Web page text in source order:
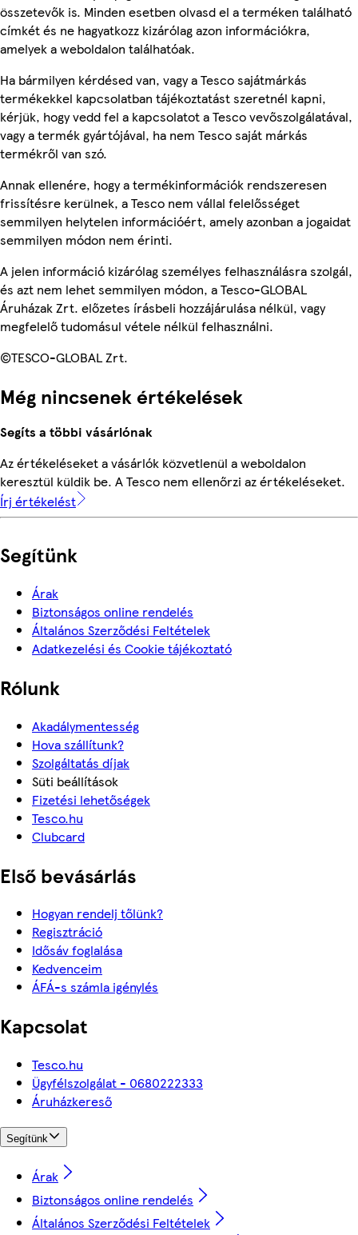
összetevők is. Minden esetben olvasd el a terméken található
címkét és ne hagyatkozz kizárólag azon információkra,
amelyek a weboldalon találhatóak.
Ha bármilyen kérdésed van, vagy a Tesco sajátmárkás
termékekkel kapcsolatban tájékoztatást szeretnél kapni,
kérjük, hogy vedd fel a kapcsolatot a Tesco vevőszolgálatával,
vagy a termék gyártójával, ha nem Tesco saját márkás
termékről van szó.
Annak ellenére, hogy a termékinformációk rendszeresen
frissítésre kerülnek, a Tesco nem vállal felelősséget
semmilyen helytelen információért, amely azonban a jogaidat
semmilyen módon nem érinti.
A jelen információ kizárólag személyes felhasználásra szolgál,
és azt nem lehet semmilyen módon, a Tesco-GLOBAL
Áruházak Zrt. előzetes írásbeli hozzájárulása nélkül, vagy
megfelelő tudomásul vétele nélkül felhasználni.
©TESCO-GLOBAL Zrt.
Még nincsenek értékelések
Segíts a többi vásárlónak
Az értékeléseket a vásárlók közvetlenül a weboldalon
keresztül küldik be. A Tesco nem ellenőrzi az értékeléseket.
Írj értékelést
Segítünk
Árak
Biztonságos online rendelés
Általános Szerződési Feltételek
Adatkezelési és Cookie tájékoztató
Rólunk
Akadálymentesség
Hova szállítunk?
Szolgáltatás díjak
Süti beállítások
Fizetési lehetőségek
Tesco.hu
Clubcard
Első bevásárlás
Hogyan rendelj tőlünk?
Regisztráció
Idősáv foglalása
Kedvenceim
ÁFÁ-s számla igénylés
Kapcsolat
Tesco.hu
Ügyfélszolgálat - 0680222333
Áruházkereső
Segítünk
Árak
Biztonságos online rendelés
Általános Szerződési Feltételek